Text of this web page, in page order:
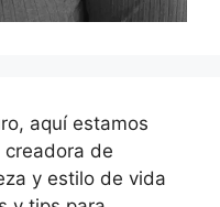
aquí estamos
creadora de
y estilo de vida